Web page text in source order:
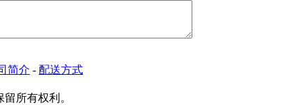
简介 - 配送方式
所有权利。